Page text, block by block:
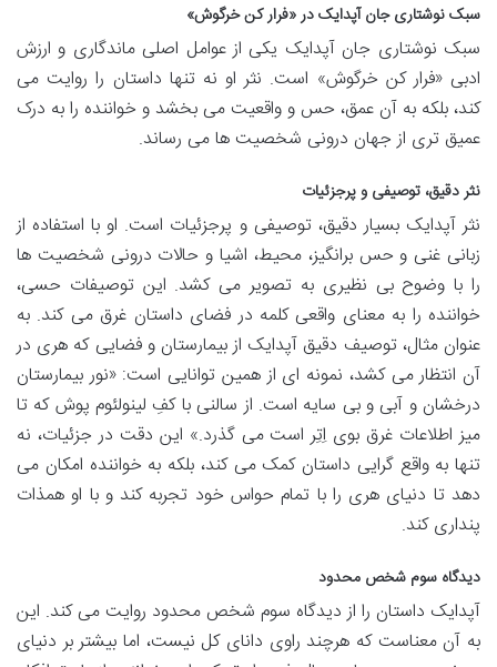
سبک نوشتاری جان آپدایک در «فرار کن خرگوش»
سبک نوشتاری جان آپدایک یکی از عوامل اصلی ماندگاری و ارزش
ادبی «فرار کن خرگوش» است. نثر او نه تنها داستان را روایت می
کند، بلکه به آن عمق، حس و واقعیت می بخشد و خواننده را به درک
عمیق تری از جهان درونی شخصیت ها می رساند.
نثر دقیق، توصیفی و پرجزئیات
نثر آپدایک بسیار دقیق، توصیفی و پرجزئیات است. او با استفاده از
زبانی غنی و حس برانگیز، محیط، اشیا و حالات درونی شخصیت ها
را با وضوح بی نظیری به تصویر می کشد. این توصیفات حسی،
خواننده را به معنای واقعی کلمه در فضای داستان غرق می کند. به
عنوان مثال، توصیف دقیق آپدایک از بیمارستان و فضایی که هری در
آن انتظار می کشد، نمونه ای از همین توانایی است: «نور بیمارستان
درخشان و آبی و بی سایه است. از سالنی با کفِ لینولئوم پوش که تا
میز اطلاعات غرق بوی اِتِر است می گذرد.» این دقت در جزئیات، نه
تنها به واقع گرایی داستان کمک می کند، بلکه به خواننده امکان می
دهد تا دنیای هری را با تمام حواس خود تجربه کند و با او همذات
پنداری کند.
دیدگاه سوم شخص محدود
آپدایک داستان را از دیدگاه سوم شخص محدود روایت می کند. این
به آن معناست که هرچند راوی دانای کل نیست، اما بیشتر بر دنیای